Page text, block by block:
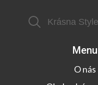
Menu
O nás